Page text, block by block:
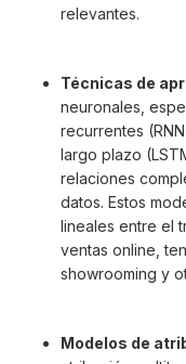
relevantes.
Técnicas de
neuronales,
recurrentes
largo plazo
relaciones
datos. Estos
lineales entre el
ventas online,
showrooming y
Modelos de